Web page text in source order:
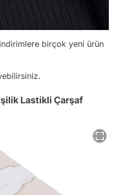
birçok yeni ürün
Lastikli Çarşaf